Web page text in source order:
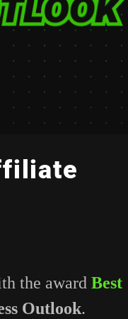
the award Best
Outlook.